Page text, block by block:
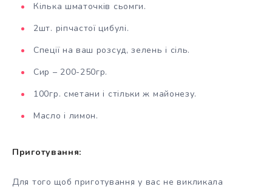
Кілька шматочків сьомги.
2шт. ріпчастої цибулі.
Спеції на ваш розсуд, зелень і сіль.
Сир – 200-250гр.
100гр. сметани і стільки ж майонезу.
Масло і лимон.
Приготування:
Для того щоб приготування у вас не викликала